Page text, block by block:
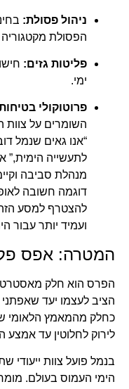
ניהול פסולת:
הפסולת מקטגוריה 1 (פסולת שאינה ניתנת למיחזור).
פליטות גזים:
ימי.
פרוטוקולי
השומרים על צוות
“אנו גאים שנמל
לתעשייה הימית,”
דוגמה חשובה
להצטרף למסע
ועמיד יותר עבור
המטרה: אפס
הפרס הוא חלק
הציב לעצמו יעד
כחלק מהמאמץ הלאומי
לירוק לחלוטין עד אמצע
בנמל פועל צוות ייעודי
הימי העמוס בעולם.